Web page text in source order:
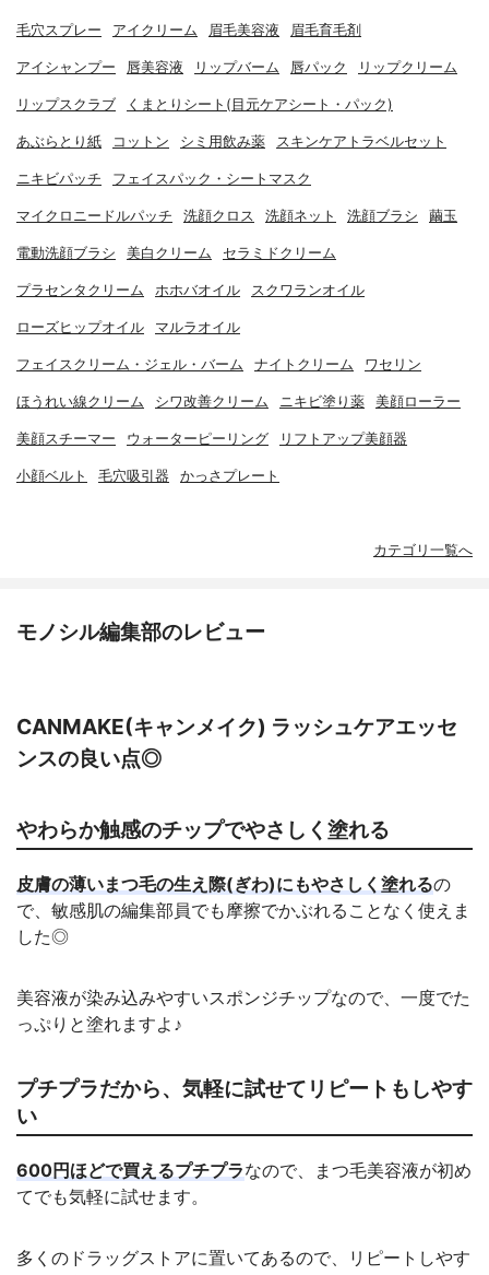
毛穴スプレー アイクリーム 眉毛美容液 眉毛育毛剤
アイシャンプー 唇美容液 リップバーム 唇パック リップクリーム
リップスクラブ くまとりシート(目元ケアシート・パック)
あぶらとり紙 コットン シミ用飲み薬 スキンケアトラベルセット
ニキビパッチ フェイスパック・シートマスク
マイクロニードルパッチ 洗顔クロス 洗顔ネット 洗顔ブラシ 繭玉
電動洗顔ブラシ 美白クリーム セラミドクリーム
プラセンタクリーム ホホバオイル スクワランオイル
ローズヒップオイル マルラオイル
フェイスクリーム・ジェル・バーム ナイトクリーム ワセリン
ほうれい線クリーム シワ改善クリーム ニキビ塗り薬 美顔ローラー
美顔スチーマー ウォーターピーリング リフトアップ美顔器
小顔ベルト 毛穴吸引器 かっさプレート
カテゴリ一覧へ
モノシル編集部のレビュー
CANMAKE(キャンメイク) ラッシュケアエッセ
ンスの良い点◎
やわらか触感のチップでやさしく塗れる
皮膚の薄いまつ毛の生え際(ぎわ)にもやさしく塗れるの
で、敏感肌の編集部員でも摩擦でかぶれることなく使えま
した◎
美容液が染み込みやすいスポンジチップなので、一度でた
っぷりと塗れますよ♪
プチプラだから、気軽に試せてリピートもしやす
い
600円ほどで買えるプチプラなので、まつ毛美容液が初め
てでも気軽に試せます。
多くのドラッグストアに置いてあるので、リピートしやす